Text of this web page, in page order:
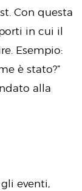
Con questa
in cui il
Esempio:
è stato?”
alla
eventi,